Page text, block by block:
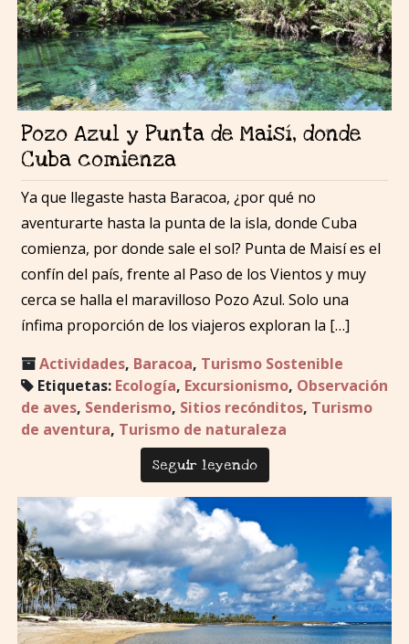
Pozo Azul y Punta de Maisí, donde
Cuba comienza
Ya que llegaste hasta Baracoa, ¿por qué no
aventurarte hasta la punta de la isla, donde Cuba
comienza, por donde sale el sol? Punta de Maisí es el
confín del país, frente al Paso de los Vientos y muy
cerca se halla el maravilloso Pozo Azul. Solo una
ínfima proporción de los viajeros exploran la […]
Actividades, Baracoa, Turismo Sostenible
Etiquetas: Ecología, Excursionismo, Observación
de aves, Senderismo, Sitios recónditos, Turismo
de aventura, Turismo de naturaleza
Seguir leyendo